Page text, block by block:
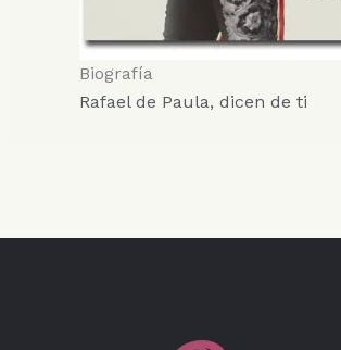
Biografía
Rafael de Paula, dicen de ti